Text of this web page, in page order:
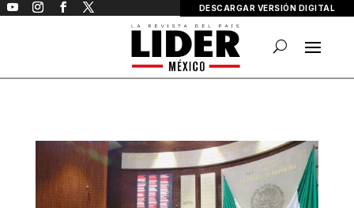
DESCARGAR VERSIÓN DIGITAL